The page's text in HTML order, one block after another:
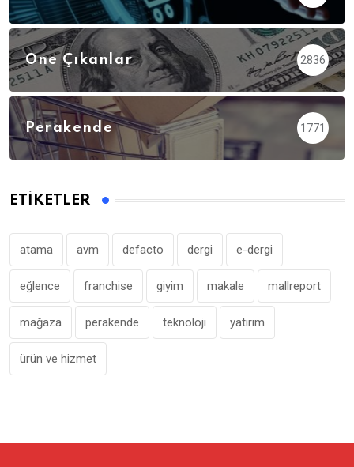
Öne Çıkanlar 2836
Perakende 1771
ETIKETLER
atama avm defacto dergi e-dergi
eğlence franchise giyim makale mallreport
mağaza perakende teknoloji yatırım
ürün ve hizmet